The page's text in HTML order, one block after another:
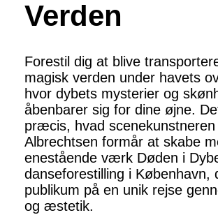
Verden
Forestil dig at blive
magisk verden under havets
hvor dybets mysterier og
åbenbarer sig for dine øjne.
præcis, hvad scenekunstneren
Albrechtsen formår at skabe
enestående værk Døden i
danseforestilling i København,
publikum på en unik rejse
og æstetik.